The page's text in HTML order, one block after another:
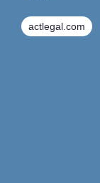
actlegal.com